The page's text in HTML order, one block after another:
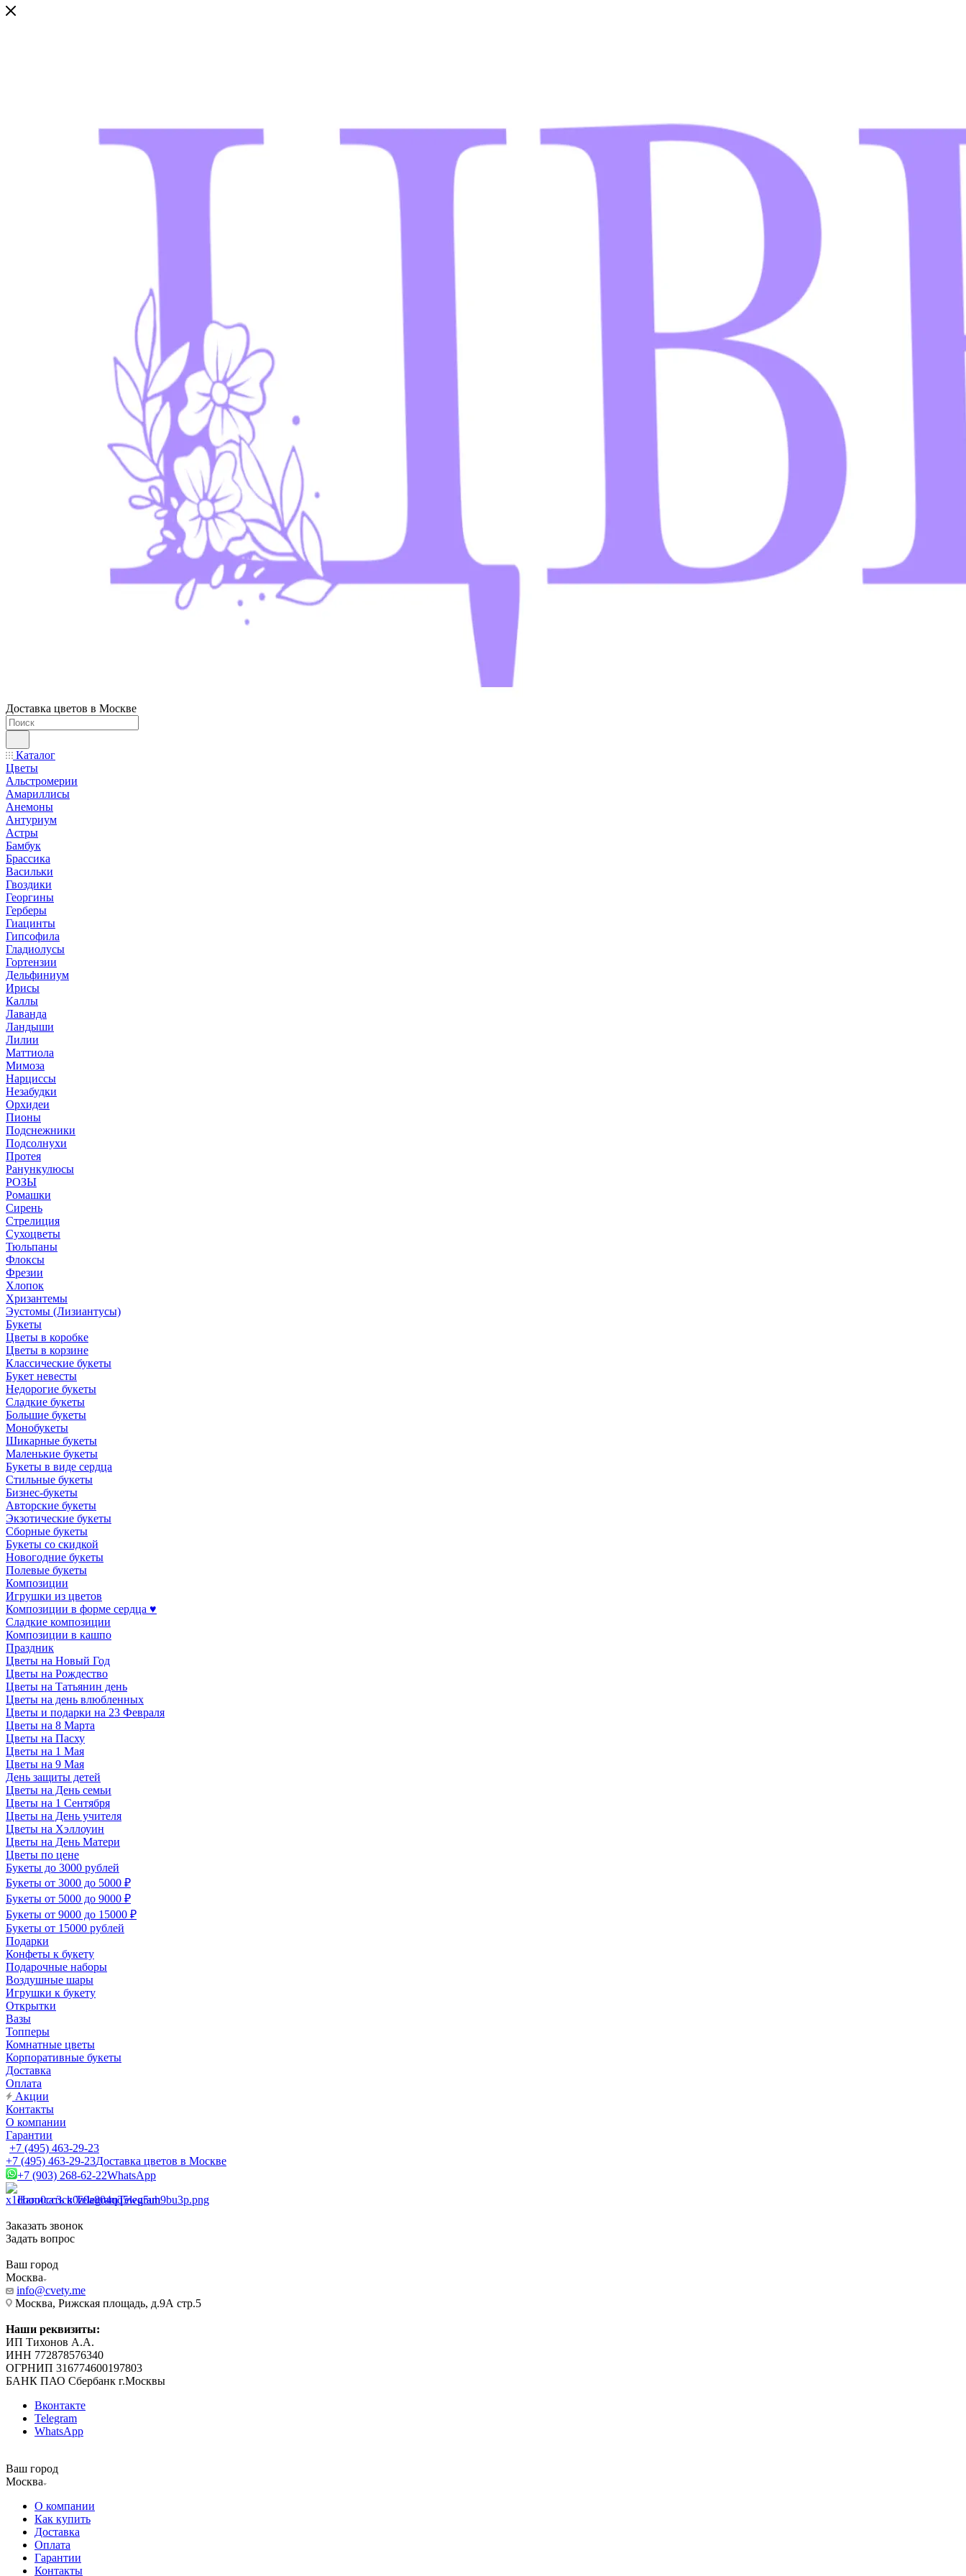
Доставка цветов в Москве
Каталог
Цветы
Альстромерии
Амариллисы
Анемоны
Антуриум
Астры
Бамбук
Брассика
Васильки
Гвоздики
Георгины
Герберы
Гиацинты
Гипсофила
Гладиолусы
Гортензии
Дельфиниум
Ирисы
Каллы
Лаванда
Ландыши
Лилии
Маттиола
Мимоза
Нарциссы
Незабудки
Орхидеи
Пионы
Подснежники
Подсолнухи
Протея
Ранункулюсы
РОЗЫ
Ромашки
Сирень
Стрелиция
Сухоцветы
Тюльпаны
Флоксы
Фрезии
Хлопок
Хризантемы
Эустомы (Лизиантусы)
Букеты
Цветы в коробке
Цветы в корзине
Классические букеты
Букет невесты
Недорогие букеты
Сладкие букеты
Большие букеты
Монобукеты
Шикарные букеты
Маленькие букеты
Букеты в виде сердца
Стильные букеты
Бизнес-букеты
Авторские букеты
Экзотические букеты
Сборные букеты
Букеты со скидкой
Новогодние букеты
Полевые букеты
Композиции
Игрушки из цветов
Композиции в форме сердца ♥
Сладкие композиции
Композиции в кашпо
Праздник
Цветы на Новый Год
Цветы на Рождество
Цветы на Татьянин день
Цветы на день влюбленных
Цветы и подарки на 23 Февраля
Цветы на 8 Марта
Цветы на Пасху
Цветы на 1 Мая
Цветы на 9 Мая
День защиты детей
Цветы на День семьи
Цветы на 1 Сентября
Цветы на День учителя
Цветы на Хэллоуин
Цветы на День Матери
Цветы по цене
Букеты до 3000 рублей
Букеты от 3000 до 5000 ₽
Букеты от 5000 до 9000 ₽
Букеты от 9000 до 15000 ₽
Букеты от 15000 рублей
Подарки
Конфеты к букету
Подарочные наборы
Воздушные шары
Игрушки к букету
Открытки
Вазы
Топперы
Комнатные цветы
Корпоративные букеты
Доставка
Оплата
Акции
Контакты
О компании
Гарантии
+7 (495) 463-29-23
+7 (495) 463-29-23Доставка цветов в Москве
+7 (903) 268-62-22WhatsApp
Написать в TelegramTelegram
Заказать звонок
Задать вопрос
Ваш город
Москва
info@cvety.me
Москва, Рижская площадь, д.9А стр.5
Наши реквизиты:
ИП Тихонов А.А.
ИНН 772878576340
ОГРНИП 316774600197803
БАНК ПАО Сбербанк г.Москвы
Вконтакте
Telegram
WhatsApp
Ваш город
Москва
О компании
Как купить
Доставка
Оплата
Гарантии
Контакты